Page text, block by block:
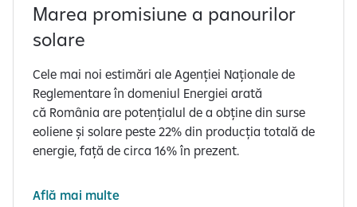
Marea promisiune a panourilor
solare
Cele mai noi estimări ale Agenției Naționale de
Reglementare în domeniul Energiei arată
că România are potențialul de a obține din surse
eoliene și solare peste 22% din producția totală de
energie, față de circa 16% în prezent.
Află mai multe